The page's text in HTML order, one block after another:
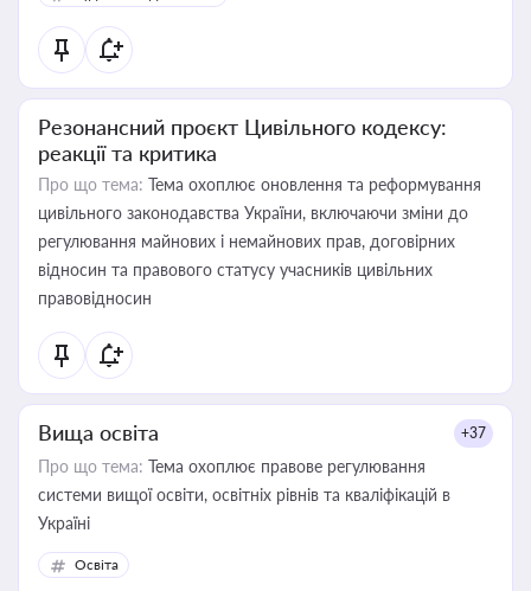
Резонансний проєкт Цивільного кодексу:
реакції та критика
Про що тема: Тема охоплює оновлення та реформування
цивільного законодавства України, включаючи зміни до
регулювання майнових і немайнових прав, договірних
відносин та правового статусу учасників цивільних
правовідносин
Вища освіта +37
Про що тема: Тема охоплює правове регулювання
системи вищої освіти, освітніх рівнів та кваліфікацій в
Україні
Освіта